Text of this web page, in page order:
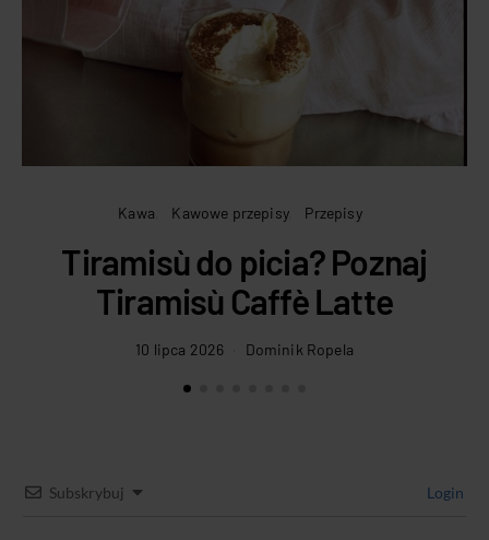
Kawa Kawowe przepisy Przepisy
Tiramisù do picia? Poznaj
Tiramisù Caffè Latte
10 lipca 2026 Dominik Ropela
Subskrybuj Login